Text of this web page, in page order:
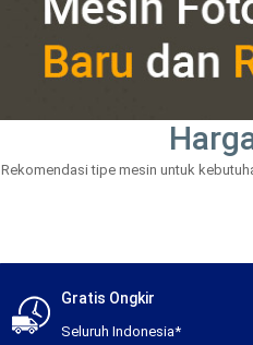
Rekomendasi tipe mesin untuk
Gratis Ongkir
Seluruh Indonesia*